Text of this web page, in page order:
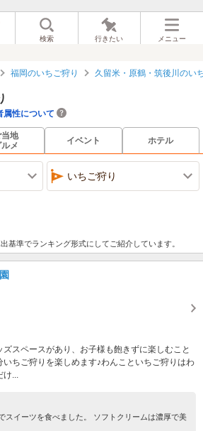
検索 行きたい メニュー
福岡のいちご狩り 久留米・原鶴・筑後川のい
属性について
当地
メ
イベント ホテル
いちご狩り
基準でランキング形式にしてご紹介しています。
スペースがあり、お子様も飽きずに楽しむこと
ちご狩りを楽しめます♪わんこといちご狩りはわ
...
スイーツを食べました。 ソフトクリームは濃厚で美